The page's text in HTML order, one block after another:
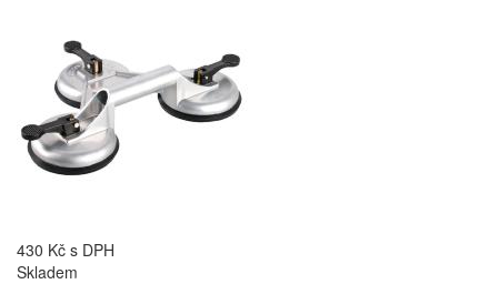
430 Kč s DPH
Skladem